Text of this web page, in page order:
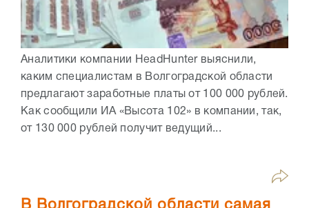
Аналитики компании HeadHunter выяснили,
каким специалистам в Волгоградской области
предлагают заработные платы от 100 000 рублей.
Как сообщили ИА «Высота 102» в компании, так,
от 130 000 рублей получит ведущий...
В Волгоградской области самая